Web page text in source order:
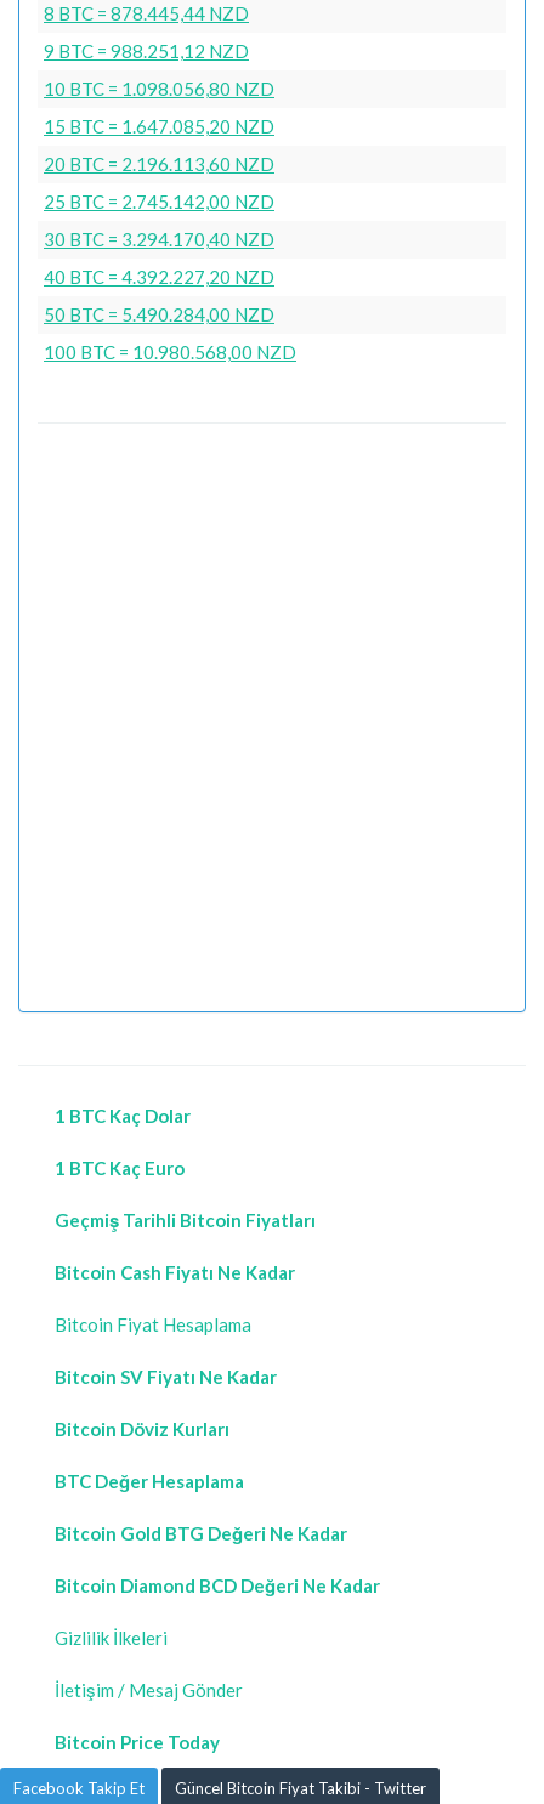
8 BTC = 878.445,44 NZD
9 BTC = 988.251,12 NZD
10 BTC = 1.098.056,80 NZD
15 BTC = 1.647.085,20 NZD
20 BTC = 2.196.113,60 NZD
25 BTC = 2.745.142,00 NZD
30 BTC = 3.294.170,40 NZD
40 BTC = 4.392.227,20 NZD
50 BTC = 5.490.284,00 NZD
100 BTC = 10.980.568,00 NZD
1 BTC Kaç Dolar
1 BTC Kaç Euro
Geçmiş Tarihli Bitcoin Fiyatları
Bitcoin Cash Fiyatı Ne Kadar
Bitcoin Fiyat Hesaplama
Bitcoin SV Fiyatı Ne Kadar
Bitcoin Döviz Kurları
BTC Değer Hesaplama
Bitcoin Gold BTG Değeri Ne Kadar
Bitcoin Diamond BCD Değeri Ne Kadar
Gizlilik İlkeleri
İletişim / Mesaj Gönder
Bitcoin Price Today
Facebook Takip Et Güncel Bitcoin Fiyat Takibi - Twitter